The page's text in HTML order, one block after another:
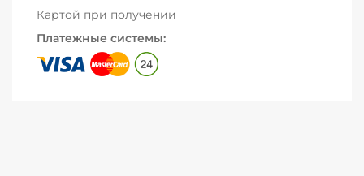
Картой при получении
Платежные системы: